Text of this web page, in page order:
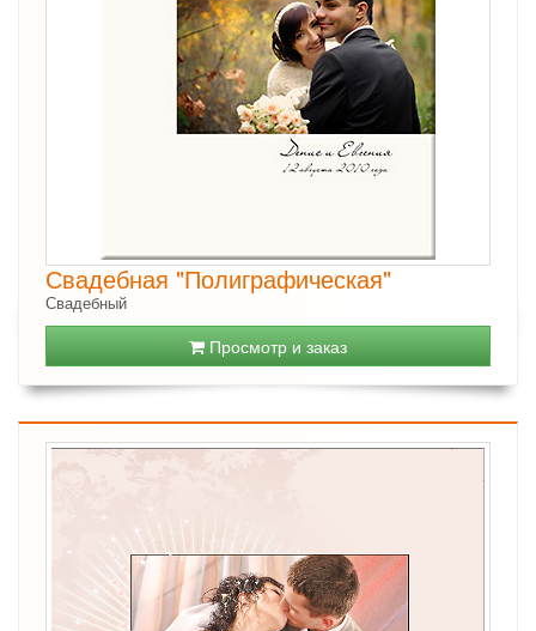
Свадебная "Полиграфическая"
Свадебный
Просмотр и заказ